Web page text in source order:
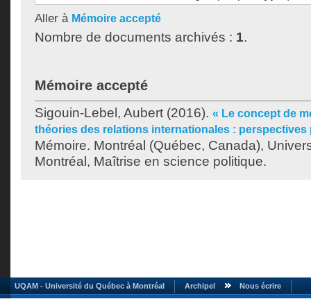
Aller à Mémoire accepté
Nombre de documents archivés : 1.
Mémoire accepté
Sigouin-Lebel, Aubert (2016). « Le concept de
théories des relations internationales :
Mémoire. Montréal (Québec, Canada),
Montréal, Maîtrise en science politique.
UQAM - Université du Québec à Montréal Archipel Nous écrire